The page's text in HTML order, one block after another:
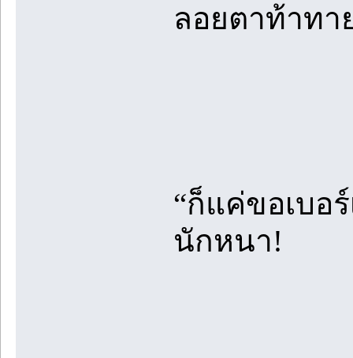
ลอยตาท้าทา
“ก็แค่ขอเบอ
นักหนา!